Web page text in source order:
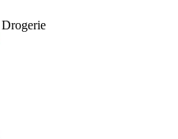
Drogerie